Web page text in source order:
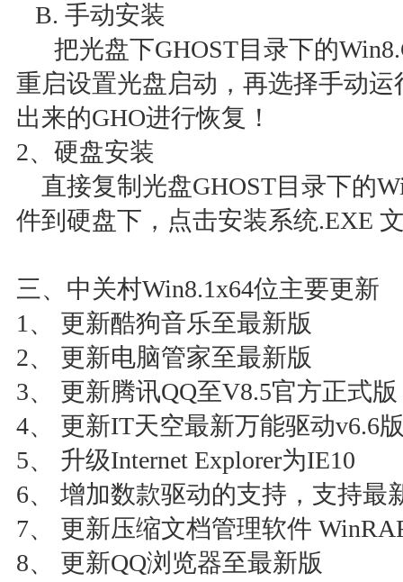
B. 手动安装
把光盘下GHOST目录下的
重启设置光盘启动，再选择手动运
出来的GHO进行恢复！
2、硬盘安装
直接复制光盘GHOST目录下的
件到硬盘下，点击安装系统.EXE
三、中关村Win8.1x64位主要更新
1、 更新酷狗音乐至最新版
2、 更新电脑管家至最新版
3、 更新腾讯QQ至V8.5官方正式版
4、 更新IT天空最新万能驱动v6.6
5、 升级Internet Explorer为IE10
6、 增加数款驱动的支持，支持最
7、 更新压缩文档管理软件
8、 更新QQ浏览器至最新版